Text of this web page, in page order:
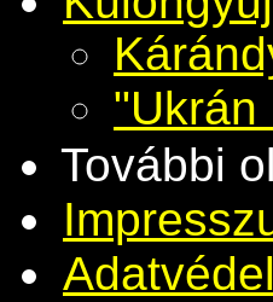
"Ukrán
További